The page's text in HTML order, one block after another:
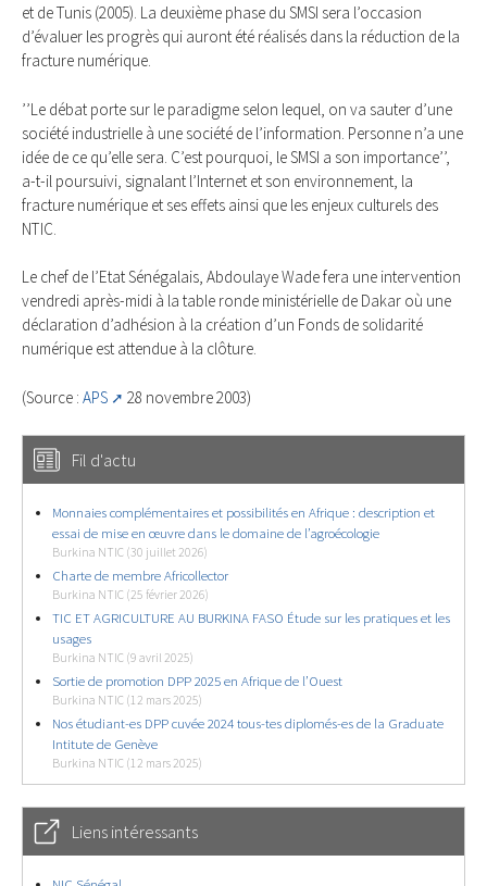
et de Tunis (2005). La deuxième phase du SMSI sera l’occasion
d’évaluer les progrès qui auront été réalisés dans la réduction de la
fracture numérique.
’’Le débat porte sur le paradigme selon lequel, on va sauter d’une
société industrielle à une société de l’information. Personne n’a une
idée de ce qu’elle sera. C’est pourquoi, le SMSI a son importance’’,
a-t-il poursuivi, signalant l’Internet et son environnement, la
fracture numérique et ses effets ainsi que les enjeux culturels des
NTIC.
Le chef de l’Etat Sénégalais, Abdoulaye Wade fera une intervention
vendredi après-midi à la table ronde ministérielle de Dakar où une
déclaration d’adhésion à la création d’un Fonds de solidarité
numérique est attendue à la clôture.
(Source : APS 28 novembre 2003)
Fil d'actu
Monnaies complémentaires et possibilités en Afrique : description et
essai de mise en œuvre dans le domaine de l’agroécologie
Burkina NTIC (30 juillet 2026)
Charte de membre Africollector
Burkina NTIC (25 février 2026)
TIC ET AGRICULTURE AU BURKINA FASO Étude sur les pratiques et les
usages
Burkina NTIC (9 avril 2025)
Sortie de promotion DPP 2025 en Afrique de l’Ouest
Burkina NTIC (12 mars 2025)
Nos étudiant-es DPP cuvée 2024 tous-tes diplomés-es de la Graduate
Intitute de Genève
Burkina NTIC (12 mars 2025)
Liens intéressants